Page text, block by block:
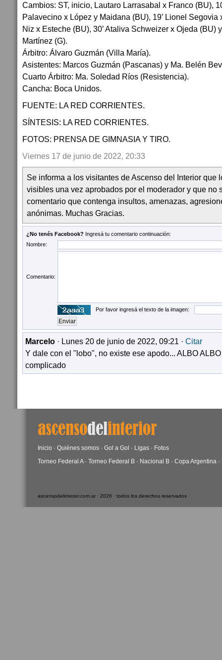
Cambios: ST, inicio, Lautaro Larrasabal x Franco (BU),
Palavecino x López y Maidana (BU), 19’ Lionel Segovia
Niz x Esteche (BU), 30’ Ataliva Schweizer x Ojeda (BU)
Martínez (G).
Árbitro: Álvaro Guzmán (Villa María).
Asistentes: Marcos Guzmán (Pascanas) y Ma. Belén
Cuarto Árbitro: Ma. Soledad Ríos (Resistencia).
Cancha: Boca Unidos.
FUENTE: LA RED CORRIENTES.
SÍNTESIS: LA RED CORRIENTES.
FOTOS: PRENSA DE GIMNASIA Y TIRO.
Viernes 17 de junio de 2022, 20:33
Se informa a los visitantes de Ascenso del Interior que
visibles una vez aprobados por el moderador y que no
comentario que contenga insultos, amenazas,
anónimas. Muchas Gracias.
¿No tenés Facebook? Ingresá tu comentario continuación:
Nombre:
Comentario:
Por favor ingresá el texto de la imagen:
Marcelo · Lunes 20 de junio de 2022, 09:21 · Citar
Y dale con el "lobo", no existe ese apodo... ALBO
complicado
Inicio · Quiénes somos · Gol a Gol · Ligas · Fotos
Torneo Federal A· Torneo Federal B · Nacional B · Copa Argentina ·
ascensodelinterior.com.ar · 2026 · todos los derechos reservados